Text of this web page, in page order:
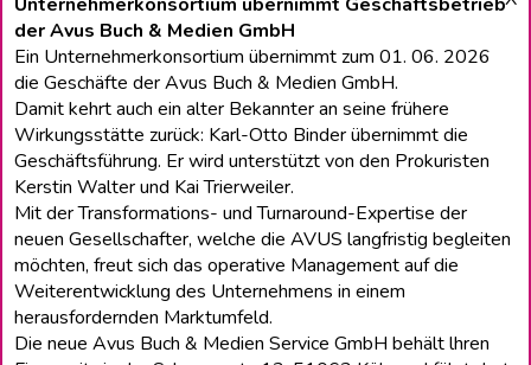
der Avus Buch & Medien GmbH
Ein Unternehmerkonsortium übernimmt zum 01. 06. 2026
die Geschäfte der Avus Buch & Medien GmbH.
Damit kehrt auch ein alter Bekannter an seine frühere
Wirkungsstätte zurück: Karl-Otto Binder übernimmt die
Geschäftsführung. Er wird unterstützt von den Prokuristen
Kerstin Walter und Kai Trierweiler.
Mit der Transformations- und Turnaround-Expertise der
neuen Gesellschafter, welche die AVUS langfristig begleiten
möchten, freut sich das operative Management auf die
Weiterentwicklung des Unternehmens in einem
herausfordernden Marktumfeld.
Die neue Avus Buch & Medien Service GmbH behält lhren